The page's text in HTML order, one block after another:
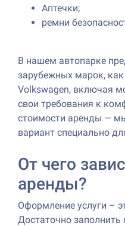
Аптечки;
ремни
В нашем автопарке
зарубежных марок, как
Volkswagen, включая
свои требования к
стоимости аренды —
вариант специально
От чего
аренды?
Оформление услуги –
Достаточно заполнить